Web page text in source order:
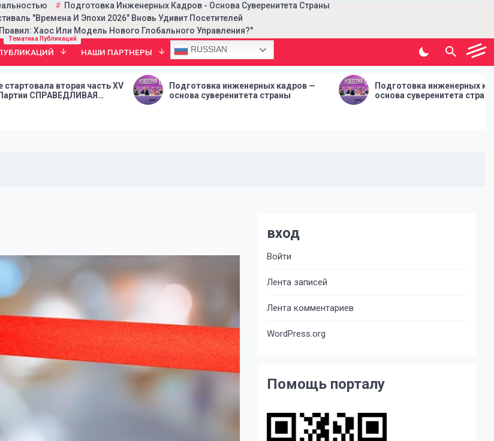
Подготовка Инженерных Кадров - Основа Суверенитета Страны
"Времена И Эпохи 2026" Вновь Удивит Посетителей
Хаос Или Модель Нового Глобального Управления?"
газеты "Народная инициатива"
Тематика Публикаций
НАШИ ПАРТНЕРЫ RUSSIAN
часть XV
Подготовка инженерных кадров —
основа суверенитета страны
Подготовка инженерных кадров —
основа суверенитета страны
вход
Войти
Лента записей
Лента комментариев
WordPress.org
Помощь порталу